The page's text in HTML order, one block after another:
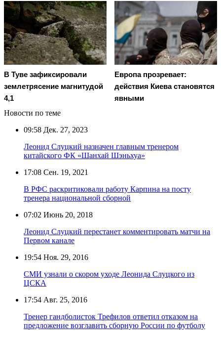
В Туве зафиксировали
землетрясение магнитудой
4,1
Европа прозревает:
действия Киева становятся
явными
Новости по теме
09:58 Дек. 27, 2023
Леонид Слуцкий назначен главным тренером
китайского ФК «Шанхай Шэньхуа»
17:08 Сен. 19, 2021
В РФС раскритиковали работу Карпина на посту
тренера национальной сборной
07:02 Июнь 20, 2018
Леонид Слуцкий перестанет комментировать матчи на
Первом канале
19:54 Ноя. 29, 2016
СМИ узнали о скором уходе Леонида Слуцкого из
ЦСКА
17:54 Авг. 25, 2016
Тренер гандболисток Трефилов ответил отказом на
предложение возглавить сборную России по футболу